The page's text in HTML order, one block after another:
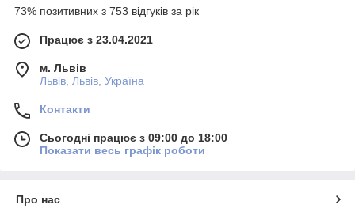
73% позитивних з 753 відгуків за рік
Працює з 23.04.2021
м. Львів
Львів, Львів, Україна
Контакти
Сьогодні працює з 09:00 до 18:00
Показати весь графік роботи
Про нас